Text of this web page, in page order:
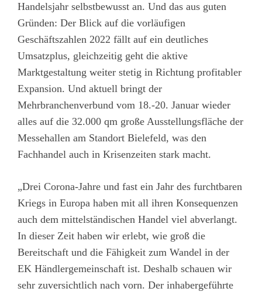
Handelsjahr selbstbewusst an. Und das aus guten
Gründen: Der Blick auf die vorläufigen
Geschäftszahlen 2022 fällt auf ein deutliches
Umsatzplus, gleichzeitig geht die aktive
Marktgestaltung weiter stetig in Richtung profitabler
Expansion. Und aktuell bringt der
Mehrbranchenverbund vom 18.-20. Januar wieder
alles auf die 32.000 qm große Ausstellungsfläche der
Messehallen am Standort Bielefeld, was den
Fachhandel auch in Krisenzeiten stark macht.
„Drei Corona-Jahre und fast ein Jahr des furchtbaren
Kriegs in Europa haben mit all ihren Konsequenzen
auch dem mittelständischen Handel viel abverlangt.
In dieser Zeit haben wir erlebt, wie groß die
Bereitschaft und die Fähigkeit zum Wandel in der
EK Händlergemeinschaft ist. Deshalb schauen wir
sehr zuversichtlich nach vorn. Der inhabergeführte